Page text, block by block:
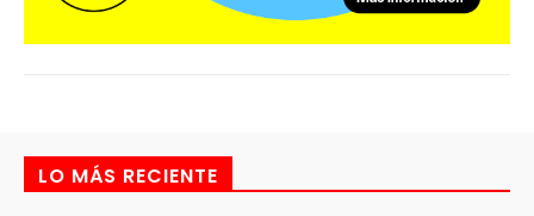
LO MÁS RECIENTE